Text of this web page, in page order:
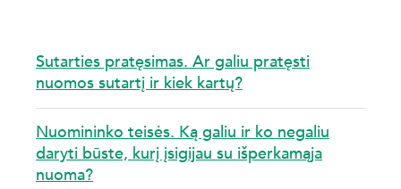
Sutarties pratęsimas. Ar galiu pratęsti
nuomos sutartį ir kiek kartų?
Nuomininko teisės. Ką galiu ir ko negaliu
daryti būste, kurį įsigijau su išperkamąja
nuoma?